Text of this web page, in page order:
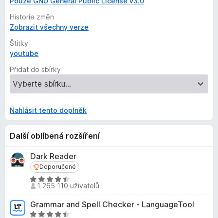
Historie změn
Zobrazit všechny verze
Štítky
youtube
Přidat do sbírky
Nahlásit tento doplněk
Další oblíbená rozšíření
Dark Reader
Doporučené
Doporučené
H
o
d
n
1 265 110 uživatelů
Grammar and Spell Checker - LanguageTool
H